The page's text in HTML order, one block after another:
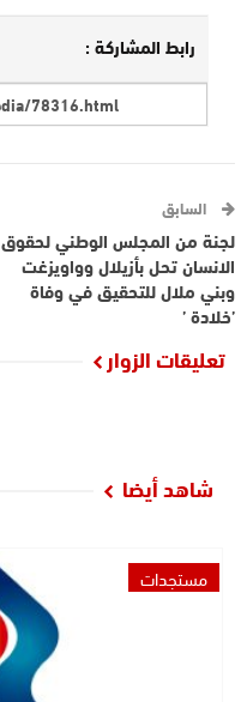
رابط المشاركة :
السابق
لجنة من المجلس الوطني لحقوق
الانسان تحل بأزيلال وواويزغت
وبني ملال للتحقيق في وفاة
’خلادة ’
تعليقات الزوار
شاهد أيضا
مستجدات